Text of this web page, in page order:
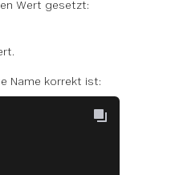
Wert gesetzt:
Name korrekt ist: